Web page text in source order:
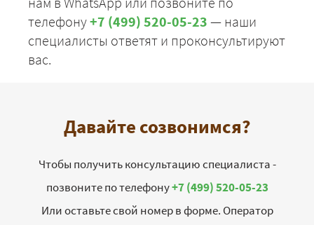
телефону+7 (499) 520-05-23 — наши
специалисты ответят и проконсультируют
вас.
Давайте созвонимся?
Чтобы получить консультацию специалиста -
позвоните по телефону+7 (499) 520-05-23
Или оставьте свой номер в форме. Оператор